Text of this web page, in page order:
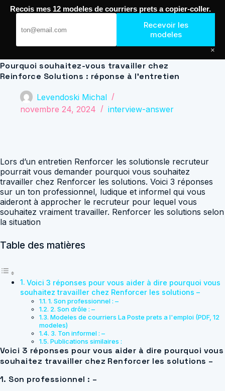
Passer
Pourquoi souhaitez-vous travailler chez
Reinforce Solutions : réponse à l’entretien
Levendoski Michal
novembre 24, 2024
interview-answer
Lors d’un entretien Renforcer les solutionsle recruteur
pourrait vous demander pourquoi vous souhaitez
travailler chez Renforcer les solutions. Voici 3 réponses
sur un ton professionnel, ludique et informel qui vous
aideront à approcher le recruteur pour lequel vous
souhaitez vraiment travailler. Renforcer les solutions selon
la situation
Table des matières
Voici 3 réponses pour vous aider à dire pourquoi vous
souhaitez travailler chez Renforcer les solutions –
1. Son professionnel : –
2. Son drôle : –
Modeles de courriers La Poste prets a l'emploi (PDF, 12
modeles)
3. Ton informel : –
Publications similaires :
Voici 3 réponses pour vous aider à dire pourquoi vous
souhaitez travailler chez Renforcer les solutions –
1. Son professionnel : –
Recois mes 12 modeles de courriers prets a copier-coller.
Recevoir les
modeles
×